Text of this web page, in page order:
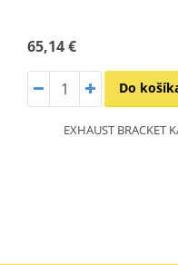
65,14 €
Do
EXHAUST BRACKET